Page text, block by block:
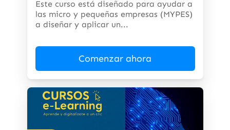
Este curso está diseñado para ayudar a
las micro y pequeñas empresas (MYPES)
a diseñar y aplicar un...
Comenzar ahora